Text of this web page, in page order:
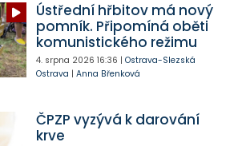
Ústřední hřbitov má nový
pomník. Připomíná oběti
komunistického režimu
4. srpna 2026 16:36 | Ostrava-Slezská
Ostrava | Anna Břenková
ČPZP vyzývá k darování
krve